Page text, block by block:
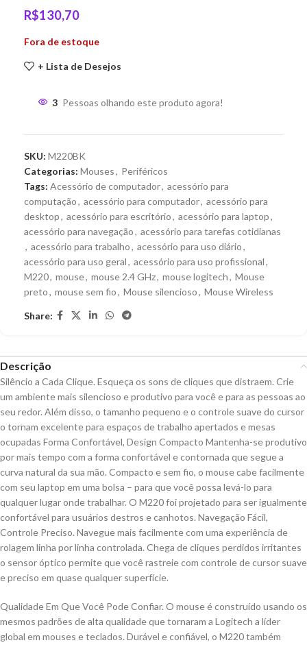
R$130,70
Fora de estoque
+ Lista de Desejos
3 Pessoas olhando este produto agora!
SKU: M220BK
Categorias: Mouses, Periféricos
Tags: Acessório de computador, acessório para
computação, acessório para computador, acessório para
desktop, acessório para escritório, acessório para laptop,
acessório para navegação, acessório para tarefas cotidianas
, acessório para trabalho, acessório para uso diário,
acessório para uso geral, acessório para uso profissional,
M220, mouse, mouse 2.4 GHz, mouse logitech, Mouse
preto, mouse sem fio, Mouse silencioso, Mouse Wireless
Share:
Descrição
Silêncio a Cada Clique. Esqueça os sons de cliques que distraem. Crie
um ambiente mais silencioso e produtivo para você e para as pessoas ao
seu redor. Além disso, o tamanho pequeno e o controle suave do cursor
o tornam excelente para espaços de trabalho apertados e mesas
ocupadas Forma Confortável, Design Compacto Mantenha-se produtivo
por mais tempo com a forma confortável e contornada que segue a
curva natural da sua mão. Compacto e sem fio, o mouse cabe facilmente
com seu laptop em uma bolsa – para que você possa levá-lo para
qualquer lugar onde trabalhar. O M220 foi projetado para ser igualmente
confortável para usuários destros e canhotos. Navegação Fácil,
Controle Preciso. Navegue mais facilmente com uma experiência de
rolagem linha por linha controlada. Chega de cliques perdidos irritantes
o sensor óptico permite que você rastreie com controle de cursor suave
e preciso em quase qualquer superfície.
Qualidade Em Que Você Pode Confiar. O mouse é construído usando os
mesmos padrões de alta qualidade que tornaram a Logitech a líder
global em mouses e teclados. Durável e confiável, o M220 também